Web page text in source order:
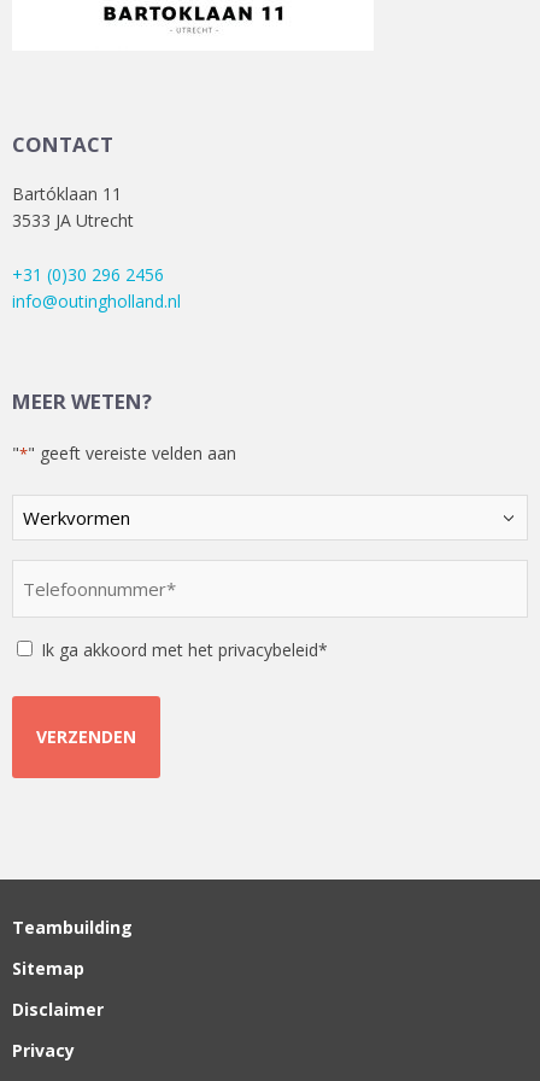
CONTACT
Bartóklaan 11
3533 JA Utrecht
+31 (0)30 296 2456
info@outingholland.nl
MEER WETEN?
"*" geeft vereiste velden aan
Kies
een
optie
Instemming
Ik ga akkoord met het privacybeleid*
Teambuilding
Sitemap
Disclaimer
Privacy